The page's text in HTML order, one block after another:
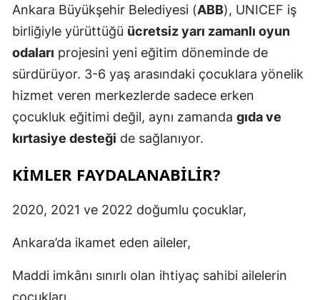
Ankara Büyükşehir Belediyesi (ABB), UNICEF iş
birliğiyle yürüttüğü ücretsiz yarı zamanlı oyun
odaları projesini yeni eğitim döneminde de
sürdürüyor. 3-6 yaş arasındaki çocuklara yönelik
hizmet veren merkezlerde sadece erken
çocukluk eğitimi değil, aynı zamanda gıda ve
kırtasiye desteği de sağlanıyor.
KIMLER FAYDALANABILIR?
2020, 2021 ve 2022 doğumlu çocuklar,
Ankara’da ikamet eden aileler,
Maddi imkânı sınırlı olan ihtiyaç sahibi ailelerin
çocukları,